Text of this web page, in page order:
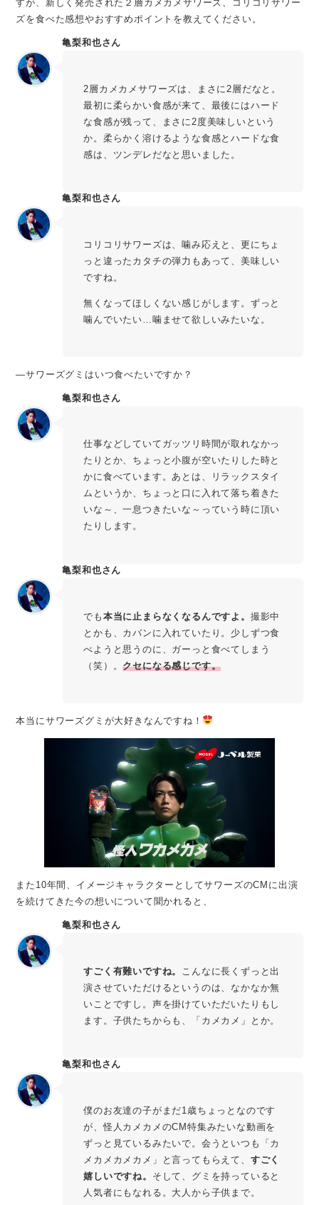
すが、新しく発売された２層カメカメサワーズ、コリコリサワー
ズを食べた感想やおすすめポイントを教えてください。
亀梨和也さん
2層カメカメサワーズは、まさに2層だなと。
最初に柔らかい食感が来て、最後にはハード
な食感が残って、まさに2度美味しいという
か。柔らかく溶けるような食感とハードな食
感は、ツンデレだなと思いました。
亀梨和也さん
コリコリサワーズは、噛み応えと、更にちょ
っと違ったカタチの弾力もあって、美味しい
ですね。
無くなってほしくない感じがします。ずっと
噛んでいたい…噛ませて欲しいみたいな。
―サワーズグミはいつ食べたいですか？
亀梨和也さん
仕事などしていてガッツリ時間が取れなかっ
たりとか、ちょっと小腹が空いたりした時と
かに食べています。あとは、リラックスタイ
ムというか、ちょっと口に入れて落ち着きた
いな～、一息つきたいな～っていう時に頂い
たりします。
亀梨和也さん
でも 本当に止まらなくなるんですよ。 撮影中
とかも、カバンに入れていたり。少しずつ食
べようと思うのに、ガーっと食べてしまう
（笑）。クセになる感じです。
本当にサワーズグミが大好きなんですね！
また10年間、イメージキャラクターとしてサワーズのCMに出演
を続けてきた今の想いについて聞かれると、
亀梨和也さん
すごく有難いですね。
こんなに長くずっと出
演させていただけるというのは、なかなか無
いことですし。声を掛けていただいたりもし
ます。子供たちからも、「カメカメ」とか。
亀梨和也さん
僕のお友達の子がまだ1歳ちょっとなのです
が、怪人カメカメのCM特集みたいな動画を
ずっと見ているみたいで。会うといつも「カ
メカメカメカメ」と言ってもらえて、 すごく
嬉しいですね。 そして、グミを持っていると
人気者にもなれる。大人から子供まで。